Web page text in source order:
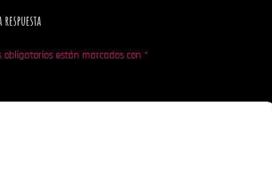
obligatorios están marcados con *